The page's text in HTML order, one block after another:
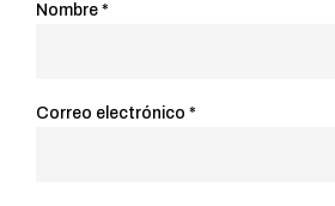
Nombre *
Correo electrónico *